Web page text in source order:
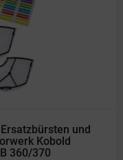
und
Kobold
360/370